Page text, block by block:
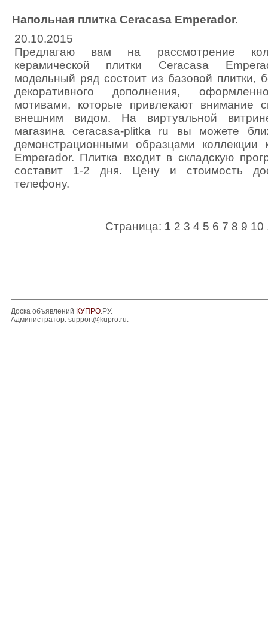
Напольная плитка Ceracasa Emperador.
20.10.2015
Предлагаю вам на рассмотрение
керамической плитки Ceracasa
модельный ряд состоит из базовой плитки,
декоративного дополнения,
мотивами, которые привлекают внимание
внешним видом. На виртуальной
магазина ceracasa-plitka ru вы можете
демонстрационными образцами коллекции
Emperador. Плитка входит в складскую
составит 1-2 дня. Цену и стоимость
телефону.
Страница: 1 2 3 4 5 6 7 8 9 10
Доска объявлений КУПРО.РУ.
Администратор: support@kupro.ru.